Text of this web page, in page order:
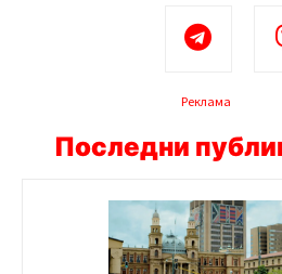
Реклама
Последни